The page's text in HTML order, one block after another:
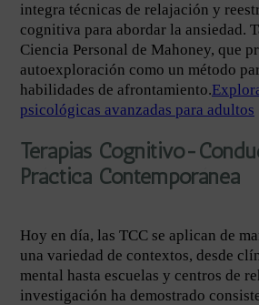
integra técnicas de relajación y
cognitiva para abordar la ansiedad.
Ciencia Personal de Mahoney, que
autoexploración como un método
habilidades de afrontamiento.
psicológicas avanzadas para adultos
Terapias Cognitivo-
Práctica Contemporánea
Hoy en día, las TCC se aplican de
una variedad de contextos, desde
mental hasta escuelas y centros de
investigación ha demostrado